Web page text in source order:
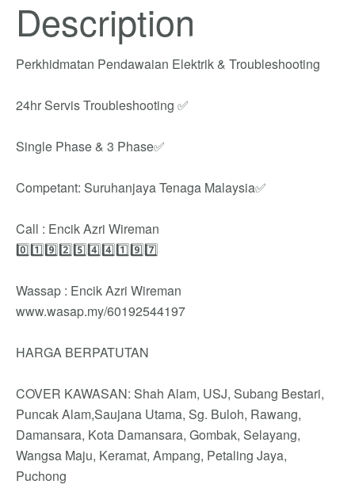
Description
Perkhidmatan Pendawaian Elektrik & Troubleshooting
24hr Servis Troubleshooting ✅
Single Phase & 3 Phase✅
Competant: Suruhanjaya Tenaga Malaysia✅
Call : Encik Azri Wireman
0️⃣1️⃣9️⃣2️⃣5️⃣4️⃣4️⃣1️⃣9️⃣7️⃣
Wassap : Encik Azri Wireman
www.wasap.my/60192544197
HARGA BERPATUTAN
COVER KAWASAN: Shah Alam, USJ, Subang Bestari,
Puncak Alam,Saujana Utama, Sg. Buloh, Rawang,
Damansara, Kota Damansara, Gombak, Selayang,
Wangsa Maju, Keramat, Ampang, Petaling Jaya,
Puchong